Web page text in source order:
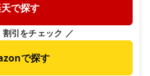
で探す
割引をチェック ／
で探す